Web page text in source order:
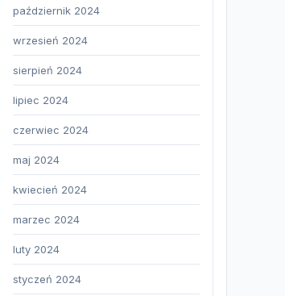
październik 2024
wrzesień 2024
sierpień 2024
lipiec 2024
czerwiec 2024
maj 2024
kwiecień 2024
marzec 2024
luty 2024
styczeń 2024